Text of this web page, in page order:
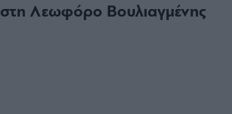
στη Λεωφόρο Βουλιαγμένης